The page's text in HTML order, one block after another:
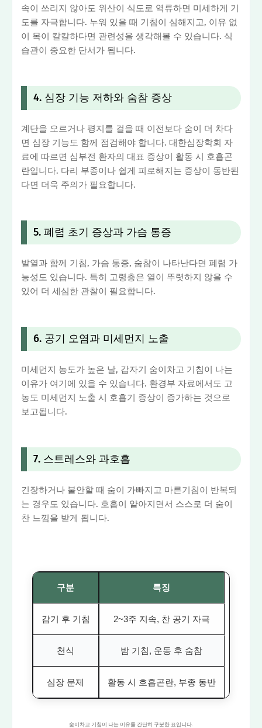
속이 쓰리지 않아도 위산이 식도로 역류하면 미세하게 기
도를 자극합니다. 누워 있을 때 기침이 심해지고, 이유 없
이 목이 칼칼하다면 관련성을 생각해볼 수 있습니다. 식
습관이 중요한 단서가 됩니다.
4. 심장 기능 저하와 숨참 증상
계단을 오르거나 평지를 걸을 때 이전보다 숨이 더 차다
면 심장 기능도 함께 점검해야 합니다. 대한심장학회 자
료에 따르면 심부전 환자의 대표 증상이 활동 시 호흡곤
란입니다. 다리 부종이나 쉽게 피로해지는 증상이 동반된
다면 더욱 주의가 필요합니다.
5. 폐렴 초기 증상과 가슴 통증
발열과 함께 기침, 가슴 통증, 숨참이 나타난다면 폐렴 가
능성도 있습니다. 특히 고령층은 열이 뚜렷하지 않을 수
있어 더 세심한 관찰이 필요합니다.
6. 공기 오염과 미세먼지 노출
미세먼지 농도가 높은 날, 갑자기 숨이차고 기침이 나는
이유가 여기에 있을 수 있습니다. 환경부 자료에서도 고
농도 미세먼지 노출 시 호흡기 증상이 증가하는 것으로
보고됩니다.
7. 스트레스와 과호흡
긴장하거나 불안할 때 숨이 가빠지고 마른기침이 반복되
는 경우도 있습니다. 호흡이 얕아지면서 스스로 더 숨이
찬 느낌을 받게 됩니다.
구분 특징
감기 후 기침 2~3주 지속, 찬 공기 자극
천식 밤 기침, 운동 후 숨참
심장 문제 활동 시 호흡곤란, 부종 동반
숨이차고 기침이 나는 이유를 간단히 구분한 표입니다.